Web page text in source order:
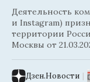
Деятельность
и Instagram)
территории
Москвы от
Дзен.Новости |